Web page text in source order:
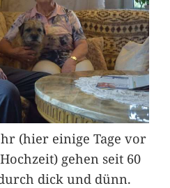
(hier einige Tage vor
gehen seit 60
dick und dünn.